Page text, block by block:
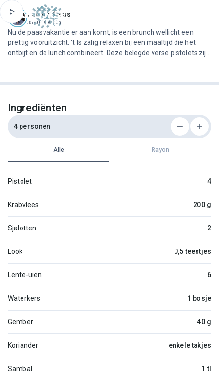
Jeroen Meus
3590 recepten
Nu de paasvakantie er aan komt, is een brunch wellicht een
prettig vooruitzicht. ’t Is zalig relaxen bij een maaltijd die het
ontbijt en de lunch combineert. Deze belegde verse pistolets zijn
Ingrediënten
4 personen
Alle Rayon
Pistolet 4
Krabvlees 200 g
Sjalotten 2
Look 0,5 teentjes
Lente-uien 6
Waterkers 1 bosje
Gember 40 g
Koriander enkele takjes
Sambal 1 tl